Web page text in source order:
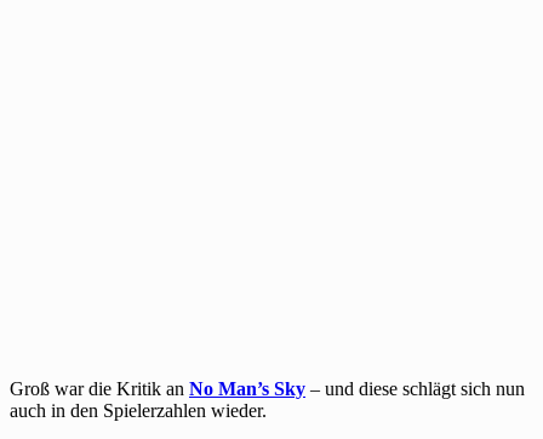
Groß war die Kritik an No Man’s Sky – und diese schlägt sich nun
auch in den Spielerzahlen wieder.